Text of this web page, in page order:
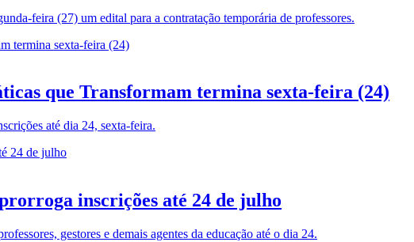
feira (27) um edital para a contratação temporária de professores.
que Transformam termina sexta-feira (24)
até dia 24, sexta-feira.
inscrições até 24 de julho
gestores e demais agentes da educação até o dia 24.